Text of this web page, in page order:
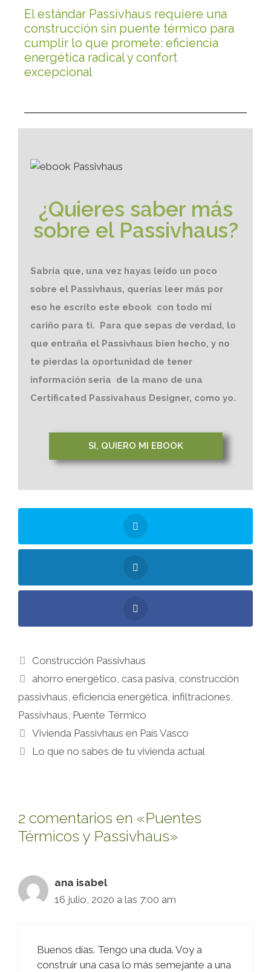
El estándar Passivhaus requiere una
construcción sin puente térmico para
cumplir lo que promete: eficiencia
energética radical y confort
excepcional
¿Quieres saber más
sobre el Passivhaus?
Sabría que, una vez hayas leído un poco
sobre el Passivhaus, querías leer más por
eso he escrito este ebook con todo mi
cariño para ti. Para que sepas de verdad, lo
que entraña el Passivhaus bien hecho, y no
te pierdas la oportunidad de tener
información seria de la mano de una
Certificated Passivahaus Designer, como yo.
SI, QUIERO MI EBOOK
Construcción Passivhaus
ahorro energético ,casa pasiva ,construcción
passivhaus eficiencia energética infiltraciones
Passivhaus Puente Térmico
Vivienda Passivhaus en País Vasco
Lo que no sabes de tu vivienda actual
2 comentarios en «Puentes
Térmicos y Passivhaus»
ana isabel
16 julio, 2020 a las 7:00 am
Buenos días. Tengo una duda. Voy a
construir una casa lo más semejante a una